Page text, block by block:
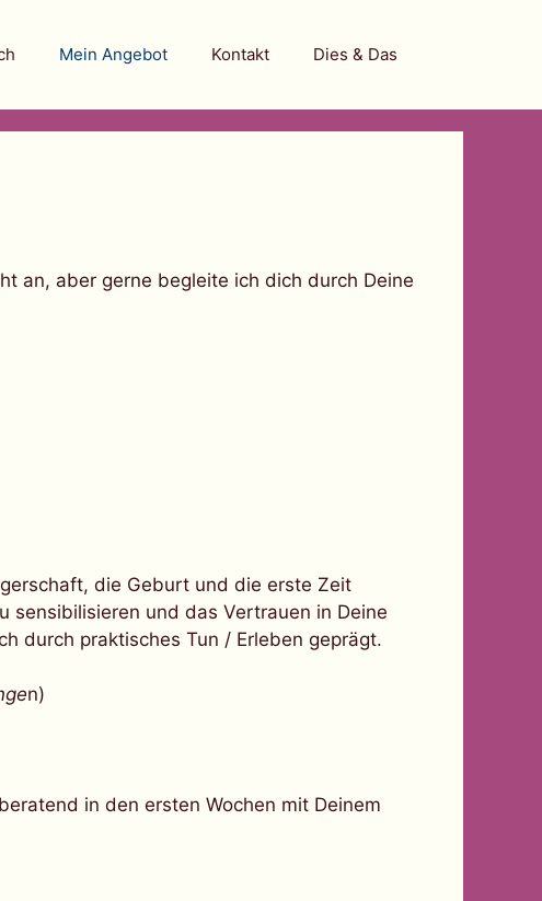
Mein Angebot Kontakt Dies & Das
an, aber gerne begleite ich dich durch Deine
die Geburt und die erste Zeit
sensibilisieren und das Vertrauen in Deine
durch praktisches Tun / Erleben geprägt.
n)
in den ersten Wochen mit Deinem